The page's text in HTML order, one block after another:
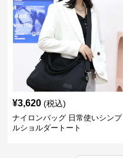
¥3,620 (税込)
ナイロンバッグ 日常使いシンプ
ルショルダートート